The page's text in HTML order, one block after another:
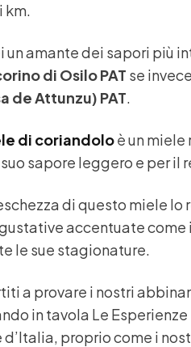
km.
un amante dei sapori più
di Osilo PAT se
de Attunzu) PAT.
di coriandoloè un
sapore leggero e per
di questo miele
accentuate come
le sue stagionature.
a provare i nostri
in tavola Le
d’Italia, proprio come i